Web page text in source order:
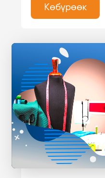
Көбүрөөк